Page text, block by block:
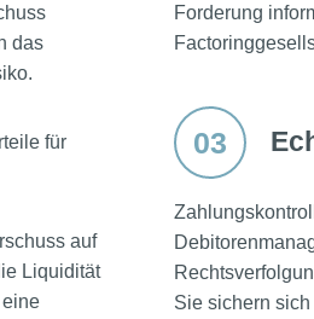
das
für
auf
Liquidität
eine
Forderung
03
Sie sichern